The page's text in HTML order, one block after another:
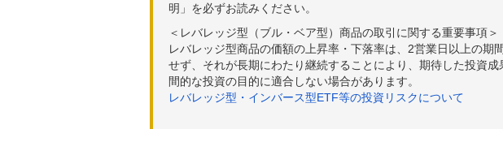
明」を必ずお読みください。
＜レバレッジ型（ブル・ベア型）商品の取引に関する重要事項＞
レバレッジ型商品の価額の上昇率・下落率は、2営業日以上の
せず、それが長期にわたり継続することにより、期待した投資
間的な投資の目的に適合しない場合があります。
レバレッジ型・インバース型ETF等の投資リスクについて